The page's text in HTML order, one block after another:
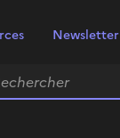
Newsletter